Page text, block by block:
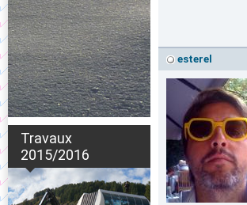
Travaux
2015/2016
esterel